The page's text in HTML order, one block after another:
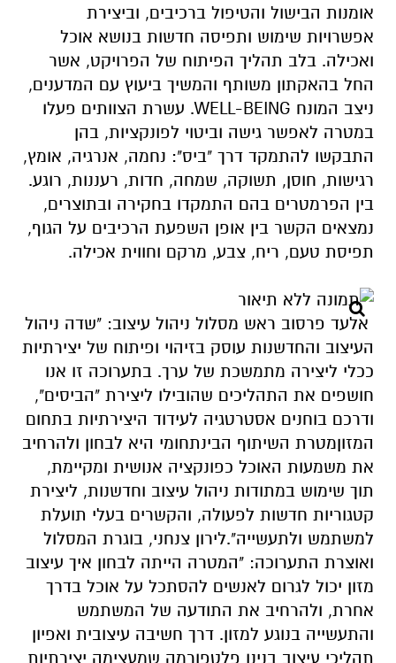
אומנות הבישול והטיפול ברכיבים, וביצירת
אפשרויות שימוש ותפיסה חדשות בנושא אוכל
ואכילה. בלב תהליך הפיתוח של הפרויקט, אשר
החל בהאקתון משותף והמשיך ביעוץ עם המדענים,
ניצב המונח WELL-BEING. עשרת הצוותים פעלו
במטרה לאפשר גישה וביטוי לפונקציות, בהן
התבקשו להתמקד דרך "ביס": נחמה, אנרגיה, אומץ,
רגישות, חוסן, תשוקה, שמחה, חדות, רעננות, רוגע.
בין הפרמטרים בהם התמקדו בחקירה ובתוצרים,
נמצאים הקשר בין אופן השפעת הרכיבים על הגוף,
תפיסת טעם, ריח, צבע, מרקם וחווית אכילה.
אלעד פרסוב ראש מסלול ניהול עיצוב: "שדה ניהול
העיצוב והחדשנות עוסק בזיהוי ופיתוח של יצירתיות
ככלי ליצירה מתמשכת של ערך. בתערוכה זו אנו
חושפים את התהליכים שהובילו ליצירת "הביסים",
ודרכם בוחנים אסטרטגיה לעידוד היצירתיות בתחום
המזוןמטרת השיתוף הבינתחומי היא לבחון ולהרחיב
את משמעות האוכל כפונקציה אנושית ומקיימת,
תוך שימוש במתודות ניהול עיצוב וחדשנות, ליצירת
קטגוריות חדשות לפעולה, והקשרים בעלי תועלת
למשתמש ולתעשייה".לירון צנחני, בוגרת המסלול
ואוצרת התערוכה: "המטרה הייתה לבחון איך עיצוב
מזון יכול לגרום לאנשים להסתכל על אוכל בדרך
אחרת, ולהרחיב את התודעה של המשתמש
והתעשייה בנוגע למזון. דרך חשיבה עיצובית ואפיון
תהליכי עיצוב בנינו פלטפורמה שמעצימה יצירתיות